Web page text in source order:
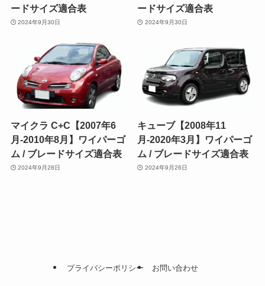
ードサイズ適合表
2024年9月30日
ードサイズ適合表
2024年9月30日
マイクラ C+C【2007年6
月-2010年8月】ワイパーゴ
ム / ブレードサイズ適合表
2024年9月28日
キューブ【2008年11
月-2020年3月】ワイパーゴ
ム / ブレードサイズ適合表
2024年9月26日
プライバシーポリシー お問い合わせ